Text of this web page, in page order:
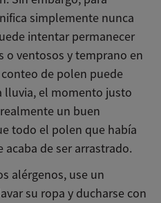
simplemente nunca
intentar permanecer
o ventosos y temprano en
de polen puede
lluvia, el momento justo
un buen
todo el polen que había
de ser arrastrado.
alérgenos, use un
su ropa y ducharse con